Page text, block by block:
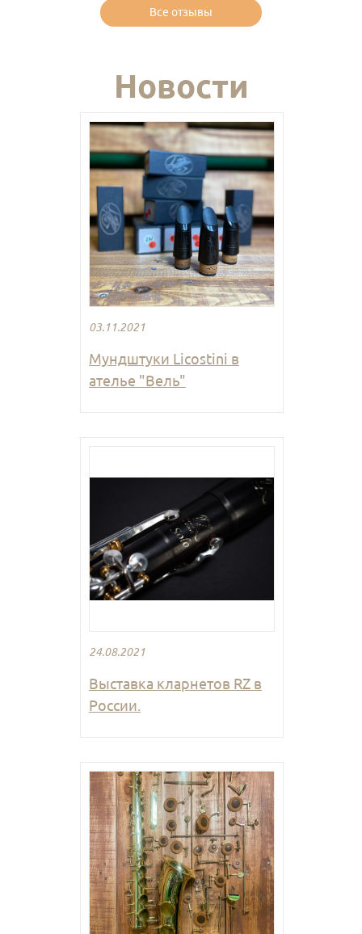
Все отзывы
Новости
03.11.2021
Мундштуки Licostini в
ателье "Вель"
24.08.2021
Выставка кларнетов RZ в
России.